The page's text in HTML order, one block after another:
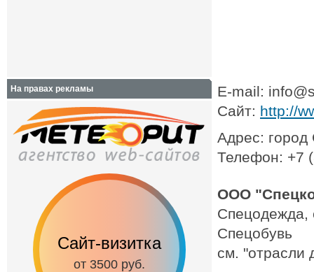
E-mail:
Сайт: http://
Адрес: город
Телефон: +7
ООО
Спецодежда,
Спецобувь
см. "отрасли
На правах рекламы
Сайт-визитка
от 3500 руб.
Сайт с
от 6500 руб.